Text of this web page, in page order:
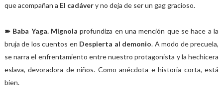
que acompañan a El cadávery no deja de ser un gag gracioso.
➽ Baba Yaga. Mignolaprofundiza en una mención que se hace a la
bruja de los cuentos en Despierta al demonio. A modo de precuela,
se narra el enfrentamiento entre nuestro protagonista y la hechicera
eslava, devoradora de niños. Como anécdota e historia corta, está
bien.